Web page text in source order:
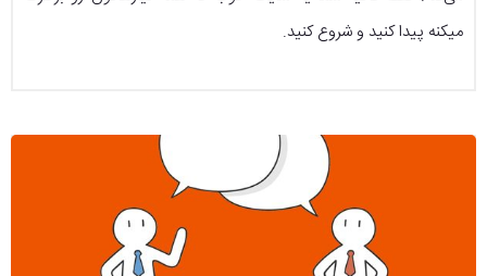
میکنه پیدا کنید و شروع کنید.